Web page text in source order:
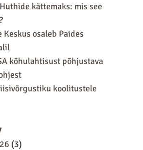
kättemaks: mis see
osaleb Paides
kõhulahtisust põhjustava
koolitustele
(3)